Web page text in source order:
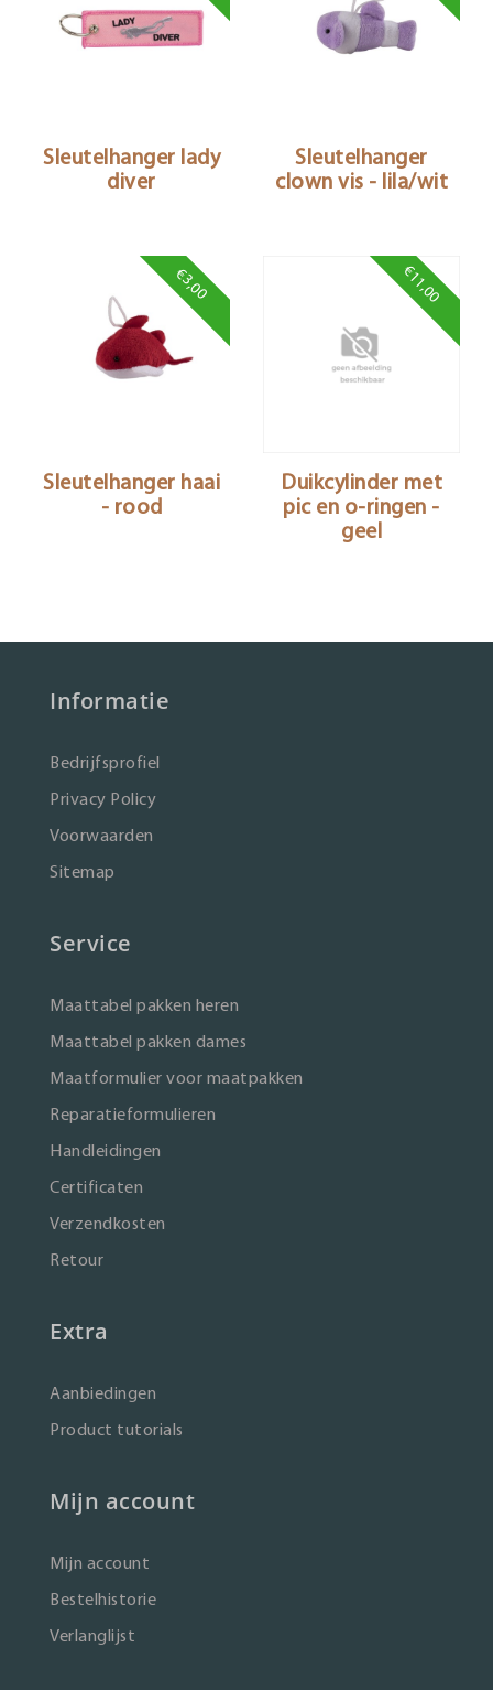
Sleutelhanger lady
diver
Sleutelhanger
clown vis - lila/wit
€3,00
Sleutelhanger haai
- rood
€11,00
Duikcylinder met
pic en o-ringen -
geel
Informatie
Bedrijfsprofiel
Privacy Policy
Voorwaarden
Sitemap
Service
Maattabel pakken heren
Maattabel pakken dames
Maatformulier voor maatpakken
Reparatieformulieren
Handleidingen
Certificaten
Verzendkosten
Retour
Extra
Aanbiedingen
Product tutorials
Mijn account
Mijn account
Bestelhistorie
Verlanglijst